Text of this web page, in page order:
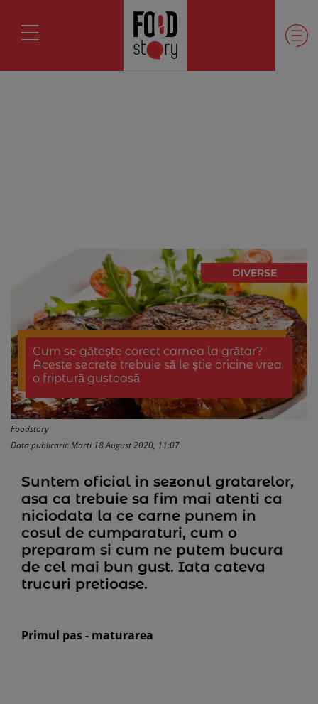
DIVERSE
Cum se gătește corect carnea la grătar?
Aceste secrete trebuie să le știe oricine vrea
o friptură gustoasă
Foodstory
Data publicarii: Marti 18 August 2020, 11:07
Suntem oficial in sezonul gratarelor,
asa ca trebuie sa fim mai atenti ca
niciodata la ce carne punem in
cosul de cumparaturi, cum o
preparam si cum ne putem bucura
de cel mai bun gust. Iata cateva
trucuri pretioase.
Primul pas - maturarea